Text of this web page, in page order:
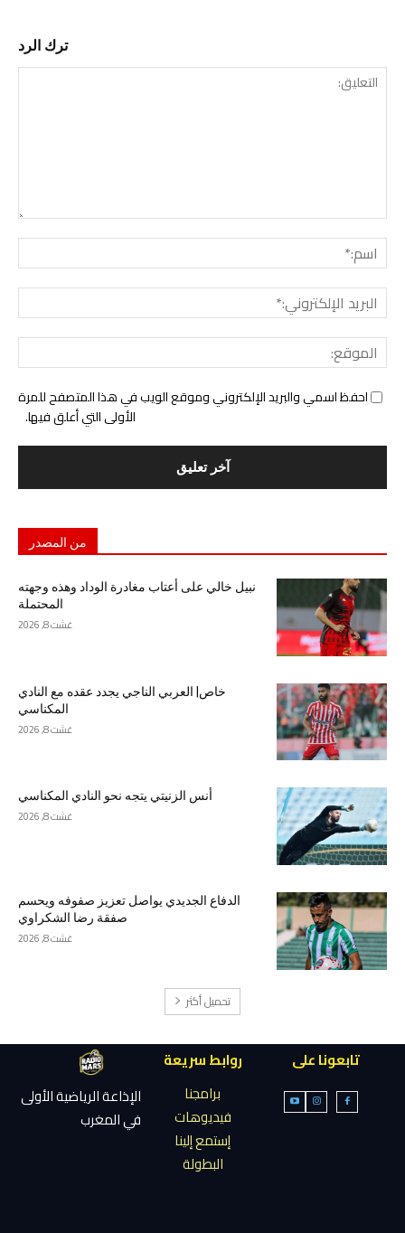
ترك الرد
احفظ اسمي والبريد الإلكتروني وموقع الويب في هذا المتصفح للمرة
الأولى التي أعلق فيها.
من المصدر
نبيل خالي على أعتاب مغادرة الوداد وهذه وجهته
المحتملة
غشت 8, 2026
خاص| العربي الناجي يجدد عقده مع النادي
المكناسي
غشت 8, 2026
أنس الزنيتي يتجه نحو النادي المكناسي
غشت 8, 2026
الدفاع الجديدي يواصل تعزيز صفوفه ويحسم
صفقة رضا الشكراوي
غشت 8, 2026
تحميل أكثر
تابعونا على
روابط سريعة
برامجنا
فيديوهات
إستمع إلينا
البطولة
الإذاعة الرياضية الأولى
في المغرب